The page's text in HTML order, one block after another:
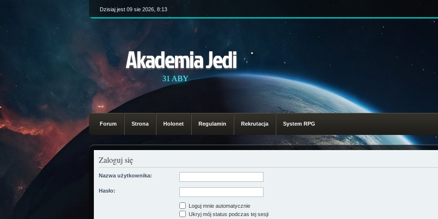
Dzisiaj jest 09 sie 2026, 8:13
Akademia Jedi
31 ABY
Forum Strona Holonet Regulamin Rekrutacja System RPG
Zaloguj się
Nazwa użytkownika:
Hasło:
Loguj mnie automatycznie
Ukryj mój status podczas tej sesji